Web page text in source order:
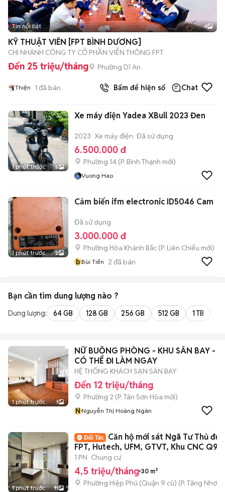
Tin nổi bật 4
KỸ THUẬT VIÊN [FPT BÌNH DƯƠNG]
CHI NHÁNH CÔNG TY CỔ PHẦN VIỄN THÔNG FPT
Đến 25 triệu/tháng Phường Dĩ An
Thiện 1 đã bán Bấm để hiện số Chat
1 phút trước 5
Xe máy điện Yadea XBull 2023 Đen
2023 Xe máy điện Đã sử dụng
6.500.000 đ
Phường 14 (P. Bình Thạnh mới)
Vuong Hao
1 phút trước 2
Cảm biến ifm electronic ID5046 Cam
Đã sử dụng
3.000.000 đ
Phường Hòa Khánh Bắc (P. Liên Chiểu mới)
bBùi Tiến 2 đã bán
Bạn cần tìm dung lượng nào ?
Dung lượng: 64 GB 128 GB 256 GB 512 GB 1 TB
1 phút trước 1
NỮ BUỒNG PHÒNG - KHU SÂN BAY -
CÓ THỂ ĐI LÀM NGAY
HỆ THỐNG KHÁCH SẠN SÂN BAY
Đến 12 triệu/tháng
Phường 2 (P. Tân Sơn Hòa mới)
NNguyễn Thị Hoàng Ngân
1 phút trước 11
Căn hộ mới sát Ngã Tư Thủ
FPT, Hutech, UFM, GTVT, Khu CNC Q9
1 PN Chung cư
4,5 triệu/tháng 30 m²
Phường Hiệp Phú (Quận 9 cũ) (P. Tăng Nhơn